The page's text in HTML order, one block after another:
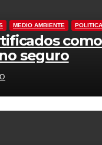
MEDIO AMBIENTE POLITICA
seguro